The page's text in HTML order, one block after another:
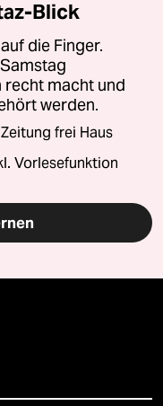
Blick
die Finger.
recht macht und
werden.
frei Haus
Vorlesefunktion